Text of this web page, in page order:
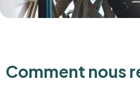
Comment nous